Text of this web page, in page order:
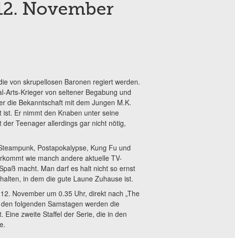
November
von skrupellosen Baronen regiert werden.
Arts-Krieger von seltener Begabung und
die Bekanntschaft mit dem Jungen M.K.
Er nimmt den Knaben unter seine
Teenager allerdings gar nicht nötig,
Postapokalypse, Kung Fu und
wie manch andere aktuelle TV-
macht. Man darf es halt nicht so ernst
in dem die gute Laune Zuhause ist.
November um 0.35 Uhr, direkt nach „The
folgenden Samstagen werden die
Eine zweite Staffel der Serie, die in den